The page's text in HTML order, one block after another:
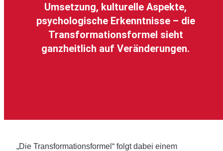
Umsetzung, kulturelle Aspekte,
psychologische Erkenntnisse – die
Transformationsformel sieht
ganzheitlich auf Veränderungen.
„Die Transformationsformel“ folgt dabei einem